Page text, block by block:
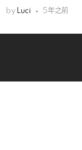
by Luci 5年之前